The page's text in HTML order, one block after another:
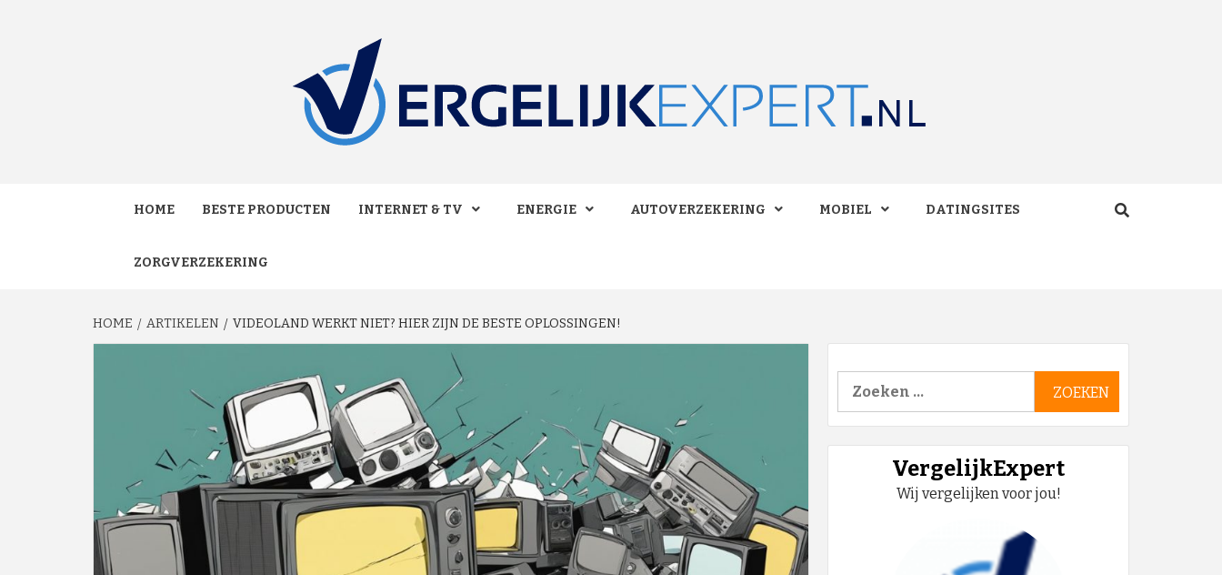
VERGELIJKEXPERT.NL
HOME BESTE PRODUCTEN INTERNET & TV ENERGIE AUTOVERZEKERING MOBIEL DATINGSITES
ZORGVERZEKERING
HOME ARTIKELEN VIDEOLAND WERKT NIET? HIER ZIJN DE BESTE OPLOSSINGEN!
Zoeken
naar:
VergelijkExpert
Wij vergelijken voor jou!